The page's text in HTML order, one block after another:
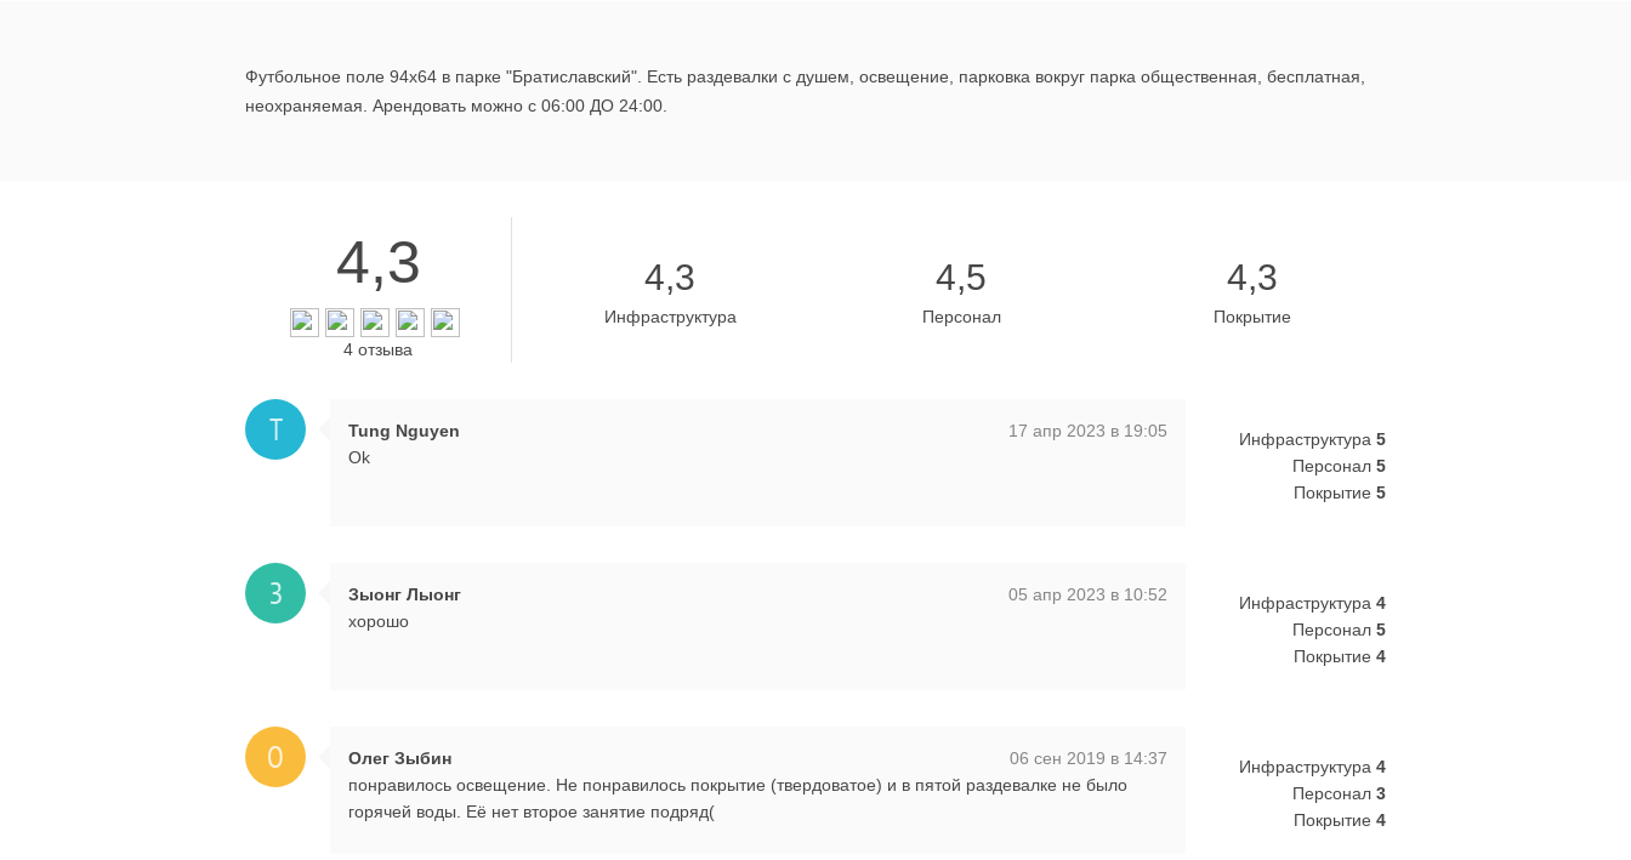
Футбольное поле 94х64 в парке "Братиславский". Есть раздевалки с душем, освещение, парковка вокруг парка общественная, бесплатная,
неохраняемая. Арендовать можно с 06:00 ДО 24:00.
4,3
4 отзыва
4,3
Инфраструктура
4,5
Персонал
4,3
Покрытие
T Tung Nguyen
17 апр 2023 в 19:05
Ok
Инфраструктура 5
Персонал 5
Покрытие 5
З Зыонг Лыонг
05 апр 2023 в 10:52
хорошо
Инфраструктура 4
Персонал 5
Покрытие 4
О Олег Зыбин
06 сен 2019 в 14:37
понравилось освещение. Не понравилось покрытие (твердоватое) и в пятой раздевалке не было
горячей воды. Её нет второе занятие подряд(
Инфраструктура 4
Персонал 3
Покрытие 4